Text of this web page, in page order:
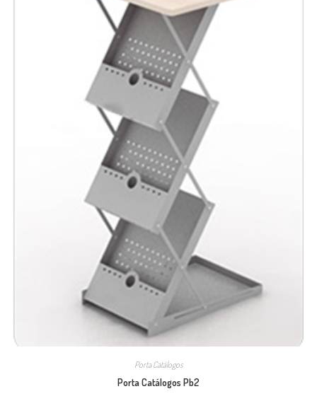
Porta Catálogos
Porta Catálogos Pb2